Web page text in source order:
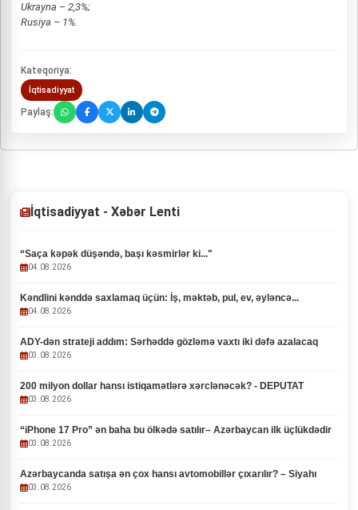
Ukrayna – 2,3%;
Rusiya – 1%.
Kateqoriya:
İqtisadiyyat
Paylaş:
İqtisadiyyat - Xəbər Lenti
“Saça kəpək düşəndə, başı kəsmirlər ki..."
04.08.2026
Kəndlini kənddə saxlamaq üçün: İş, məktəb, pul, ev, əyləncə...
04.08.2026
ADY-dən strateji addım: Sərhəddə gözləmə vaxtı iki dəfə azalacaq
03.08.2026
200 milyon dollar hansı istiqamətlərə xərclənəcək? - DEPUTAT
03.08.2026
“iPhone 17 Pro” ən baha bu ölkədə satılır– Azərbaycan ilk üçlükdədir
03.08.2026
Azərbaycanda satışa ən çox hansı avtomobillər çıxarılır? – Siyahı
03.08.2026